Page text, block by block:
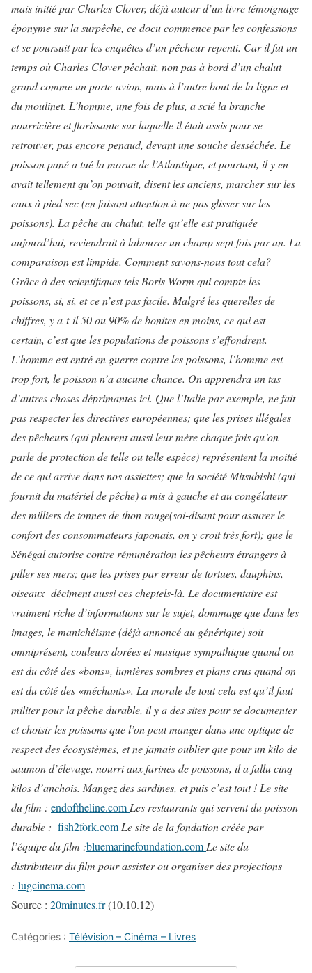
mais initié par Charles Clover, déjà auteur d’un livre témoignage
éponyme sur la surpêche, ce docu commence par les confessions
et se poursuit par les enquêtes d’un pêcheur repenti. Car il fut un
temps où Charles Clover pêchait, non pas à bord d’un chalut
grand comme un porte-avion, mais à l’autre bout de la ligne et
du moulinet. L’homme, une fois de plus, a scié la branche
nourricière et florissante sur laquelle il était assis pour se
retrouver, pas encore penaud, devant une souche desséchée. Le
poissonpané a tué la morue de l’Atlantique, et pourtant, il y en
avait tellement qu’on pouvait, disent les anciens, marcher sur les
eaux à pied sec (en faisant attention à ne pas glisser sur les
poissons). La pêcheau chalut, telle qu’elle est pratiquée
aujourd’hui, reviendrait à labourer un champ sept fois par an. La
comparaison est limpide. Comment savons-nous tout cela?
Grâce à des scientifiques tels Boris Worm qui compte les
poissons, si, si, et ce n’est pas facile. Malgré les querelles de
chiffres, y a-t-il 50 ou 90% de bonites en moins, ce qui est
certain, c’est que les populations de poissons s’effondrent.
L’homme est entré en guerre contre les poissons, l’homme est
trop fort, le poisson n’a aucune chance. On apprendra un tas
d’autres choses déprimantes ici. Que l’Italie par exemple, ne fait
pas respecter les directives européennes; que les prises illégales
des pêcheurs (qui pleurent aussi leur mère chaque fois qu’on
parle de protection de telle ou telle espèce) représentent la moitié
de ce qui arrive dans nos assiettes; que la société Mitsubishi (qui
fournit du matériel de pêche) a mis à gauche et au congélateur
des milliers de tonnes de thon rouge(soi-disant pour assurer le
confort des consommateurs japonais, on y croit très fort); que le
Sénégal autorise contre rémunération les pêcheurs étrangers à
piller ses mers; que les prises par erreur de tortues, dauphins,
oiseaux déciment aussi ces cheptels-là. Le documentaire est
vraiment riche d’informations sur le sujet, dommage que dans les
images, le manichéisme (déjà annoncé au générique) soit
omniprésent, couleurs dorées et musique sympathique quand on
est du côté des «bons», lumières sombres et plans crus quand on
est du côté des «méchants». La morale de tout cela est qu’il faut
militer pour la pêche durable, il y a des sites pour se documenter
et choisir les poissons que l’on peut manger dans une optique de
respect des écosystèmes, et ne jamais oublier que pour un kilo de
saumon d’élevage, nourri aux farines de poissons, il a fallu cinq
kilos d’anchois. Mangez des sardines, et puis c’est tout ! Le site
du film : endoftheline.com Les restaurants qui servent du poisson
durable : fish2fork.com Le site de la fondation créée par
l’équipe du film :bluemarinefoundation.com Le site du
distributeur du film pour assister ou organiser des projections
: lugcinema.com
Source : 20minutes.fr(10.10.12)
Catégories : Télévision – Cinéma – Livres